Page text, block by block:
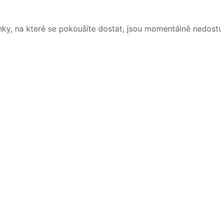
na které se pokoušíte dostat, jsou momentálně